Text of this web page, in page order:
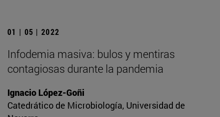
01 | 05 | 2022
Infodemia masiva: bulos y mentiras
contagiosas durante la pandemia
Ignacio López-Goñi
Catedrático de Microbiología, Universidad de